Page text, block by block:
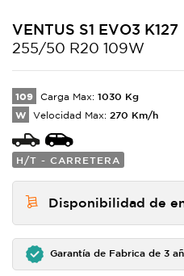
VENTUS S1 EVO3 K127
255/50 R20 109W
109 Carga Max: 1030 Kg
W Velocidad Max: 270 Km/h
H/T - CARRETERA
Disponibilidad de
Garantía de Fabrica de 3